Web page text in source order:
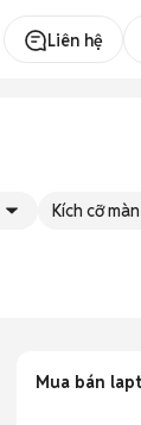
Liên hệ
Kích cỡ
Mua bán